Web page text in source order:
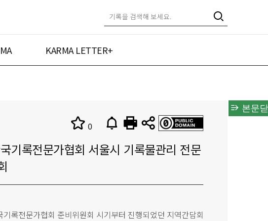
KARMA LETTER+
본문
0
기록전문가협회 서울시 기록물관리 전문
록전문가협회 준비위원회 시기부터 진행되었던 지역간담회